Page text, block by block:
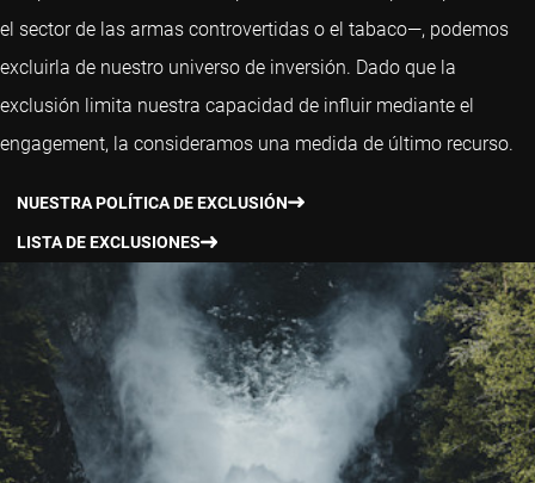
el sector de las armas controvertidas o el tabaco—, podemos
excluirla de nuestro universo de inversión. Dado que la
exclusión limita nuestra capacidad de influir mediante el
engagement, la consideramos una medida de último recurso.
NUESTRA POLÍTICA DE EXCLUSIÓN
LISTA DE EXCLUSIONES